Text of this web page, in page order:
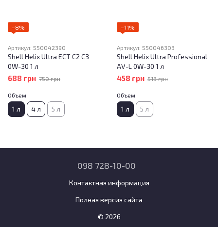
−8%
Артикул: 550042390
Shell Helix Ultra ECT C2 C3
0W-30 1 л
688 грн 750 грн
Объем
1 л 4 л 5 л
−11%
Артикул: 550046303
Shell Helix Ultra Professional
AV-L 0W-30 1 л
458 грн 513 грн
Объем
1 л 5 л
098 728-10-00
Контактная информация
Полная версия сайта
© 2026